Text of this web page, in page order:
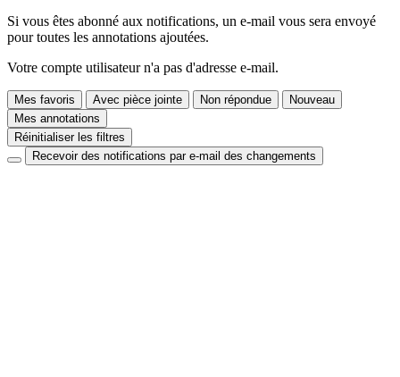
Si vous êtes abonné aux notifications, un e-mail vous sera envoyé
pour toutes les annotations ajoutées.
Votre compte utilisateur n'a pas d'adresse e-mail.
Mes favoris Avec pièce jointe Non répondue
Nouveau
Mes annotations
Réinitialiser les filtres
Recevoir des notifications par e-mail des changements